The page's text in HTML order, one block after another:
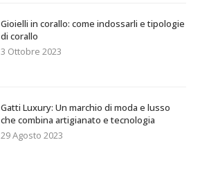
Gioielli in corallo: come indossarli e tipologie
di corallo
3 Ottobre 2023
Gatti Luxury: Un marchio di moda e lusso
che combina artigianato e tecnologia
29 Agosto 2023